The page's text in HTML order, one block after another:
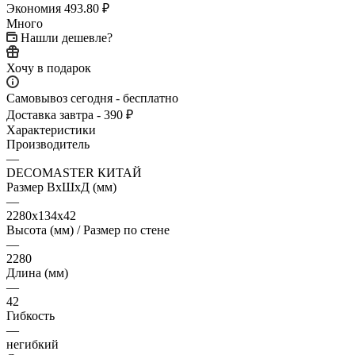
Экономия 493.80 ₽
Много
Нашли дешевле?
Хочу в подарок
Самовывоз сегодня - бесплатно
Доставка завтра - 390 ₽
Характеристики
Производитель
—
DECOMASTER КИТАЙ
Размер ВхШхД (мм)
—
2280х134х42
Высота (мм) / Размер по стене
—
2280
Длина (мм)
—
42
Гибкость
—
негибкий